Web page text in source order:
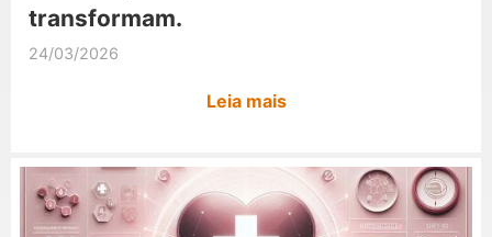
transformam.
24/03/2026
Leia mais